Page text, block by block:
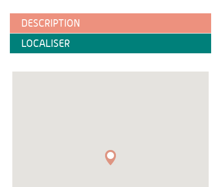
DESCRIPTION
LOCALISER